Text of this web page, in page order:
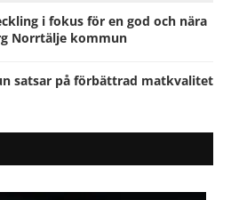
i fokus för en god och nära
Norrtälje kommun
satsar på förbättrad matkvalitet